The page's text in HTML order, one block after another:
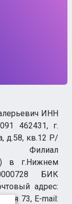
ИНН
462431, г.
д.58, кв.12 Р/
Филиал
в г.Нижнем
БИК
адрес:
а/я 73, E-mail: